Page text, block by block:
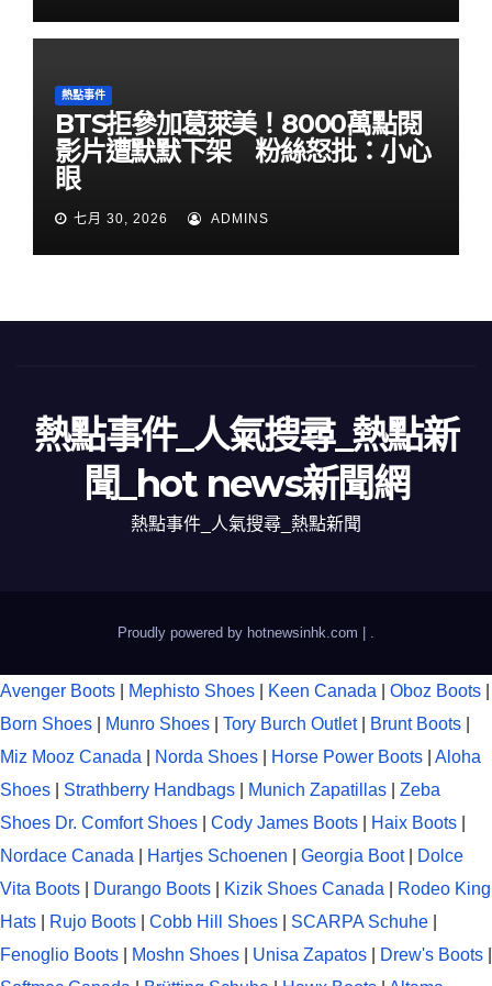
熱點事件
BTS拒參加葛萊美！8000萬點閱
影片遭默默下架 粉絲怒批：小心
眼
七月 30, 2026 ADMINS
熱點事件_人氣搜尋_熱點新
聞_hot news新聞網
熱點事件_人氣搜尋_熱點新聞
Proudly powered by hotnewsinhk.com |
Avenger Boots Mephisto Shoes Keen Canada Oboz Boots
Born Shoes
Munro Shoes Tory Burch Outlet Brunt Boots
Miz Mooz Canada
Norda Shoes Horse Power Boots
Aloha
Shoes
Strathberry Handbags Munich Zapatillas
Zeba
Shoes Dr. Comfort Shoes Cody James Boots Haix Boots
Nordace Canada
Hartjes Schoenen Georgia Boot|
Dolce
Vita Boots
Durango Boots Kizik Shoes Canada
Rodeo King
Hats
Rujo Boots Cobb Hill Shoes SCARPA Schuhe
Fenoglio Boots
Moshn Shoes Unisa Zapatos Drew's Boots